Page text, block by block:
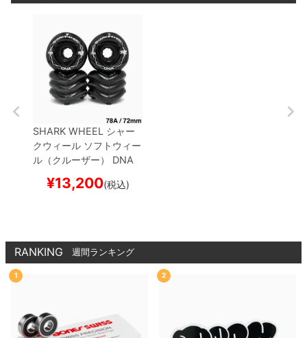
SHARK WHEEL シャー
クウィール ソフトウィー
ル（クルーザー）
DNA
スケートボード スケボー
¥13,200(税込)
RANKING 週間ランキング
1 2